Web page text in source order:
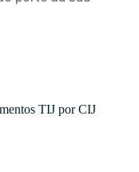
TIJ por CIJ